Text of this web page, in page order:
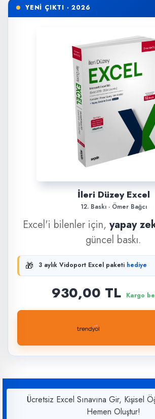
YENİ ÇIKTI · 2026
İleri Düzey Excel
12. Baskı · Ömer Bağcı
Excel'i bilenler için, yapay
güncel baskı.
🎁 3 aylık Vidoport Excel paketi hediye
930,00 TL Kargo
Ücretsiz Excel Sınavına Gir, Kişisel
Hemen Oluştur!